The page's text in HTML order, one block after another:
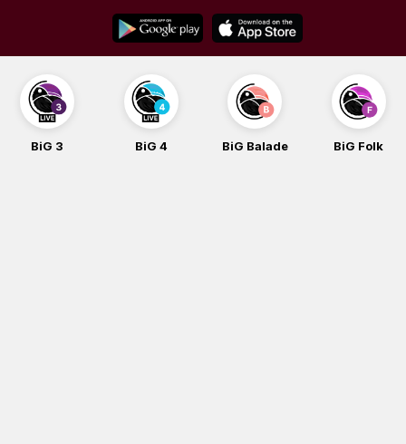
content
BiG Balade BiG Folk BiG